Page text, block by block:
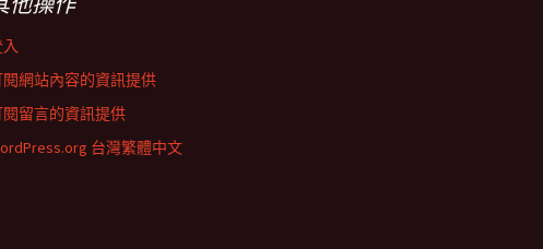
閱網站內容的資訊提供
閱留言的資訊提供
台灣繁體中文